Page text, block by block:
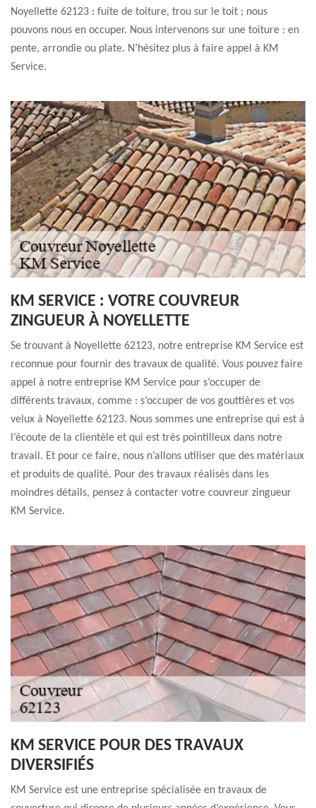
Noyellette 62123 : fuite de toiture, trou sur le toit ; nous
pouvons nous en occuper. Nous intervenons sur une toiture : en
pente, arrondie ou plate. N’hésitez plus à faire appel à KM
Service.
KM SERVICE : VOTRE COUVREUR
ZINGUEUR À NOYELLETTE
Se trouvant à Noyellette 62123, notre entreprise KM Service est
reconnue pour fournir des travaux de qualité. Vous pouvez faire
appel à notre entreprise KM Service pour s’occuper de
différents travaux, comme : s’occuper de vos gouttières et vos
velux à Noyellette 62123. Nous sommes une entreprise qui est à
l’écoute de la clientèle et qui est très pointilleux dans notre
travail. Et pour ce faire, nous n’allons utiliser que des matériaux
et produits de qualité. Pour des travaux réalisés dans les
moindres détails, pensez à contacter votre couvreur zingueur
KM Service.
KM SERVICE POUR DES TRAVAUX
DIVERSIFIÉS
KM Service est une entreprise spécialisée en travaux de